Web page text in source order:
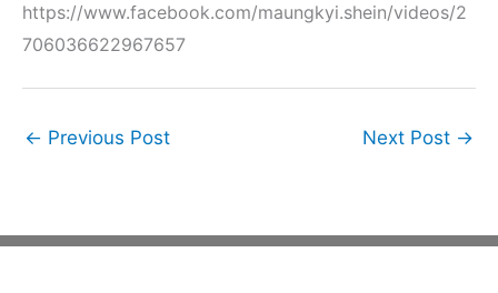
https://www.facebook.com/maungkyi.shein/videos/2
706036622967657
← Previous Post Next Post →